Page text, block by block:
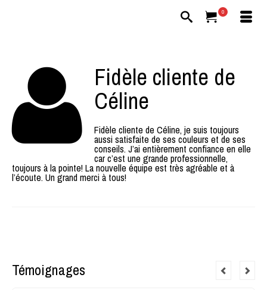
0
Fidèle cliente de
Céline
Fidèle cliente de Céline, je suis toujours
aussi satisfaite de ses couleurs et de ses
conseils. J’ai entièrement confiance en elle
car c’est une grande professionnelle,
toujours à la pointe! La nouvelle équipe est très agréable et à
l’écoute. Un grand merci à tous!
Témoignages